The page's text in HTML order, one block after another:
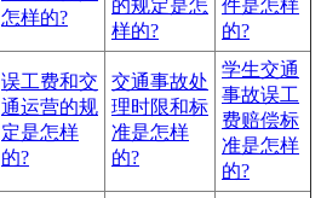
怎样的?
的规定是怎
样的?
件是怎样
的?
误工费和交
通运营的规
定是怎样
的?
交通事故处
理时限和标
准是怎样
的?
学生交通
事故误工
费赔偿标
准是怎样
的?